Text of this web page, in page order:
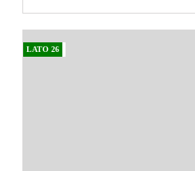
LATO 26